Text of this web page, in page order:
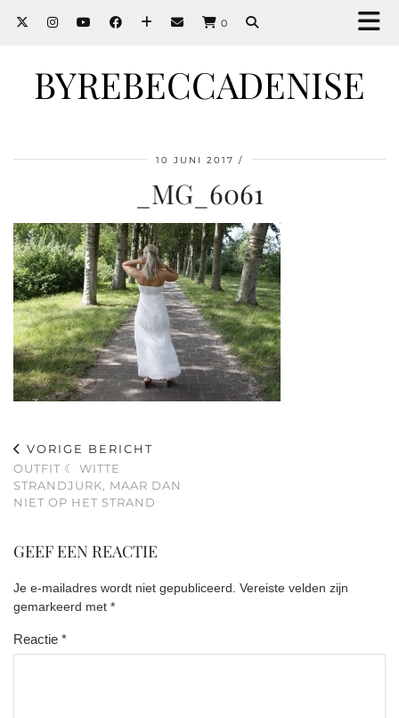
0
BYREBECCADENISE
10 JUNI 2017
_MG_6061
VORIGE BERICHT
OUTFIT ☾ WITTE
STRANDJURK, MAAR DAN
NIET OP HET STRAND
GEEF EEN REACTIE
Je e-mailadres wordt niet gepubliceerd. Vereiste velden zijn
gemarkeerd met *
Reactie *